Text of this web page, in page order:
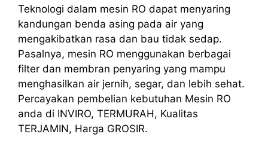
Teknologi dalam mesin RO dapat menyaring
kandungan benda asing pada air yang
mengakibatkan rasa dan bau tidak sedap.
Pasalnya, mesin RO menggunakan berbagai
filter dan membran penyaring yang mampu
menghasilkan air jernih, segar, dan lebih sehat.
Percayakan pembelian kebutuhan Mesin RO
anda di INVIRO, TERMURAH, Kualitas
TERJAMIN, Harga GROSIR.